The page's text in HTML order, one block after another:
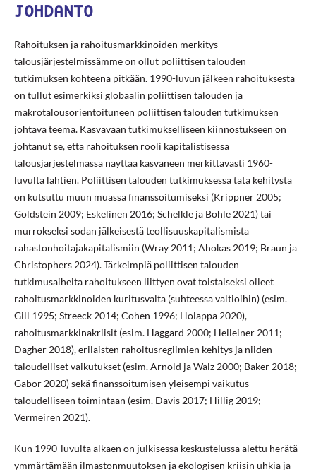
JOHDANTO
Rahoituksen ja rahoitusmarkkinoiden merkitys
talousjärjestelmissämme on ollut poliittisen talouden
tutkimuksen kohteena pitkään. 1990-luvun jälkeen rahoituksesta
on tullut esimerkiksi globaalin poliittisen talouden ja
makrotalousorientoituneen poliittisen talouden tutkimuksen
johtava teema. Kasvavaan tutkimukselliseen kiinnostukseen on
johtanut se, että rahoituksen rooli kapitalistisessa
talousjärjestelmässä näyttää kasvaneen merkittävästi 1960-
luvulta lähtien. Poliittisen talouden tutkimuksessa tätä kehitystä
on kutsuttu muun muassa finanssoitumiseksi (Krippner 2005;
Goldstein 2009; Eskelinen 2016; Schelkle ja Bohle 2021) tai
murrokseksi sodan jälkeisestä teollisuuskapitalismista
rahastonhoitajakapitalismiin (Wray 2011; Ahokas 2019; Braun ja
Christophers 2024). Tärkeimpiä poliittisen talouden
tutkimusaiheita rahoitukseen liittyen ovat toistaiseksi olleet
rahoitusmarkkinoiden kuritusvalta (suhteessa valtioihin) (esim.
Gill 1995; Streeck 2014; Cohen 1996; Holappa 2020),
rahoitusmarkkinakriisit (esim. Haggard 2000; Helleiner 2011;
Dagher 2018), erilaisten rahoitusregiimien kehitys ja niiden
taloudelliset vaikutukset (esim. Arnold ja Walz 2000; Baker 2018;
Gabor 2020) sekä finanssoitumisen yleisempi vaikutus
taloudelliseen toimintaan (esim. Davis 2017; Hillig 2019;
Vermeiren 2021).
Kun 1990-luvulta alkaen on julkisessa keskustelussa alettu herätä
ymmärtämään ilmastonmuutoksen ja ekologisen kriisin uhkia ja